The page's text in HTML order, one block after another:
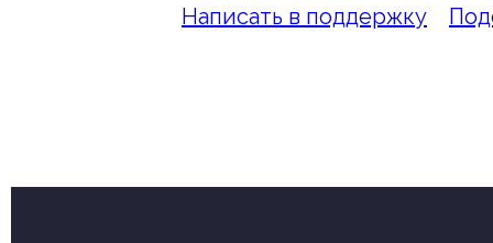
Написать в поддержку